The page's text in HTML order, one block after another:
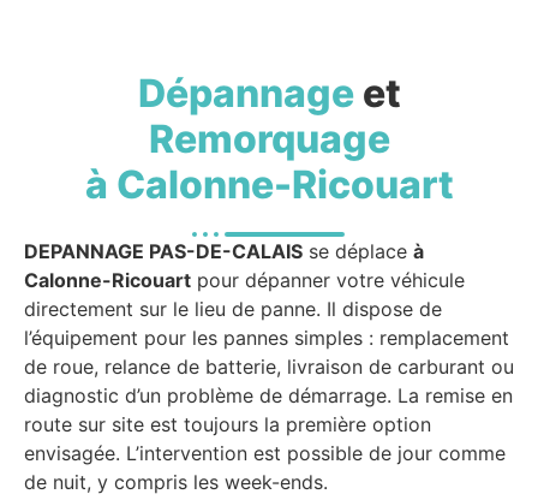
Dépannageet
Remorquage
à Calonne-Ricouart
DEPANNAGE PAS-DE-CALAIS se déplace à
Calonne-Ricouart pour dépanner votre véhicule
directement sur le lieu de panne. Il dispose de
l’équipement pour les pannes simples : remplacement
de roue, relance de batterie, livraison de carburant ou
diagnostic d’un problème de démarrage. La remise en
route sur site est toujours la première option
envisagée. L’intervention est possible de jour comme
de nuit, y compris les week-ends.